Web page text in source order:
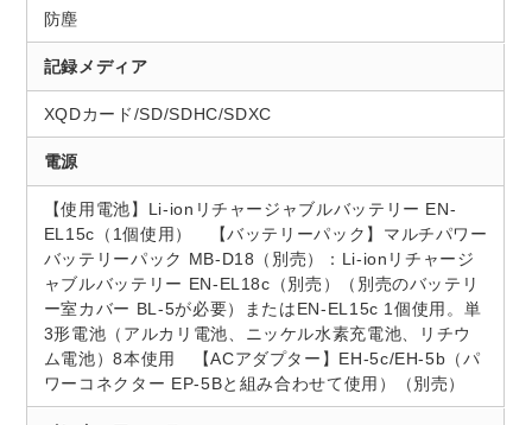
防塵
記録メディア
XQDカード/SD/SDHC/SDXC
電源
【使用電池】Li-ionリチャージャブルバッテリー EN-
EL15c（1個使用） 【バッテリーパック】マルチパワー
バッテリーパック MB-D18（別売）：Li-ionリチャージ
ャブルバッテリー EN-EL18c（別売）（別売のバッテリ
ー室カバー BL-5が必要）またはEN-EL15c 1個使用。単
3形電池（アルカリ電池、ニッケル水素充電池、リチウ
ム電池）8本使用 【ACアダプター】EH-5c/EH-5b（パ
ワーコネクター EP-5Bと組み合わせて使用）（別売）